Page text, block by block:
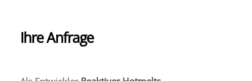
Ihre Anfrage